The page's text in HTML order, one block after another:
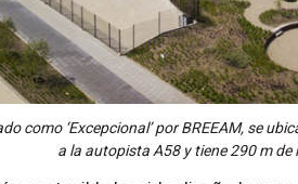
como ‘Excepcional’ por BREEAM, se
a la autopista A58 y tiene 290 m de